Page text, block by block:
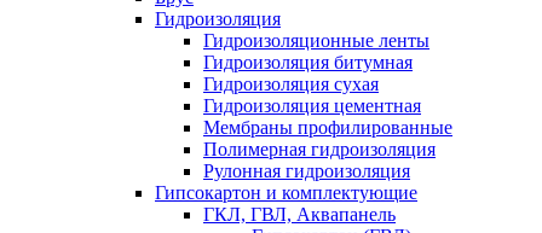
Гидроизоляция
Гидроизоляционные ленты
Гидроизоляция битумная
Гидроизоляция сухая
Гидроизоляция цементная
Мембраны профилированные
Полимерная гидроизоляция
Рулонная гидроизоляция
Гипсокартон и комплектующие
ГКЛ, ГВЛ, Аквапанель